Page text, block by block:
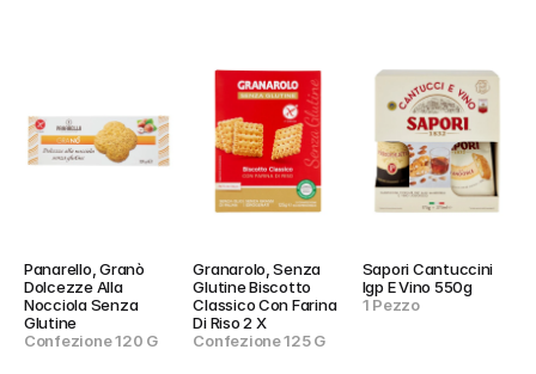
Panarello, Granò
Dolcezze Alla
Nocciola Senza
Glutine
Confezione 120 G
Granarolo, Senza
Glutine Biscotto
Classico Con Farina
Di Riso 2 X
Confezione 125 G
Sapori Cantuccini
Igp E Vino 550g
1 Pezzo